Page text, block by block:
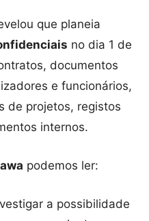
que planeia
no dia 1 de
documentos
e funcionários,
de projetos, registos
internos.
podemos ler:
a possibilidade